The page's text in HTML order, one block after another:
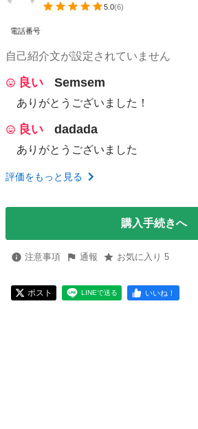
5.0(6)
電話番号
自己紹介文が設定されていません
良い Semsem
ありがとうございました！
良い dadada
ありがとうございました
評価をもっと見る
購入手続きへ
注意事項 通報 お気に入り 5
ポスト LINEで送る いいね！